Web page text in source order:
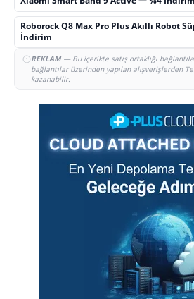
Roborock Q8 Max Pro Plus Akıllı Robot
İndirim
REKLAM— Bu içerikte satış ortaklığı
bağlantılar üzerinden yapılan alışverişlerden
kazanabilir.